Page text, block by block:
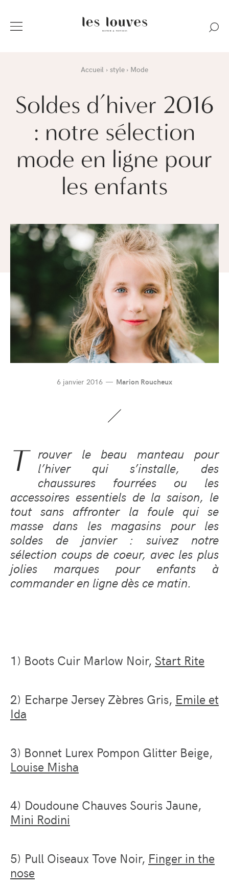
Accueil style Mode
Soldes d’hiver 2016
: notre sélection
mode en ligne pour
les enfants
6 janvier 2016 Marion Roucheux
T rouver le beau manteau pour
l’hiver qui s’installe, des
chaussures fourrées ou les
accessoires essentiels de la saison, le
tout sans affronter la foule qui se
masse dans les magasins pour les
soldes de janvier : suivez notre
sélection coups de coeur, avec les plus
jolies marques pour enfants à
commander en ligne dès ce matin.
1) Boots Cuir Marlow Noir, Start Rite
2) Echarpe Jersey Zèbres Gris, Emile et
Ida
3) Bonnet Lurex Pompon Glitter Beige,
Louise Misha
4) Doudoune Chauves Souris Jaune,
Mini Rodini
5) Pull Oiseaux Tove Noir, Finger in the
nose